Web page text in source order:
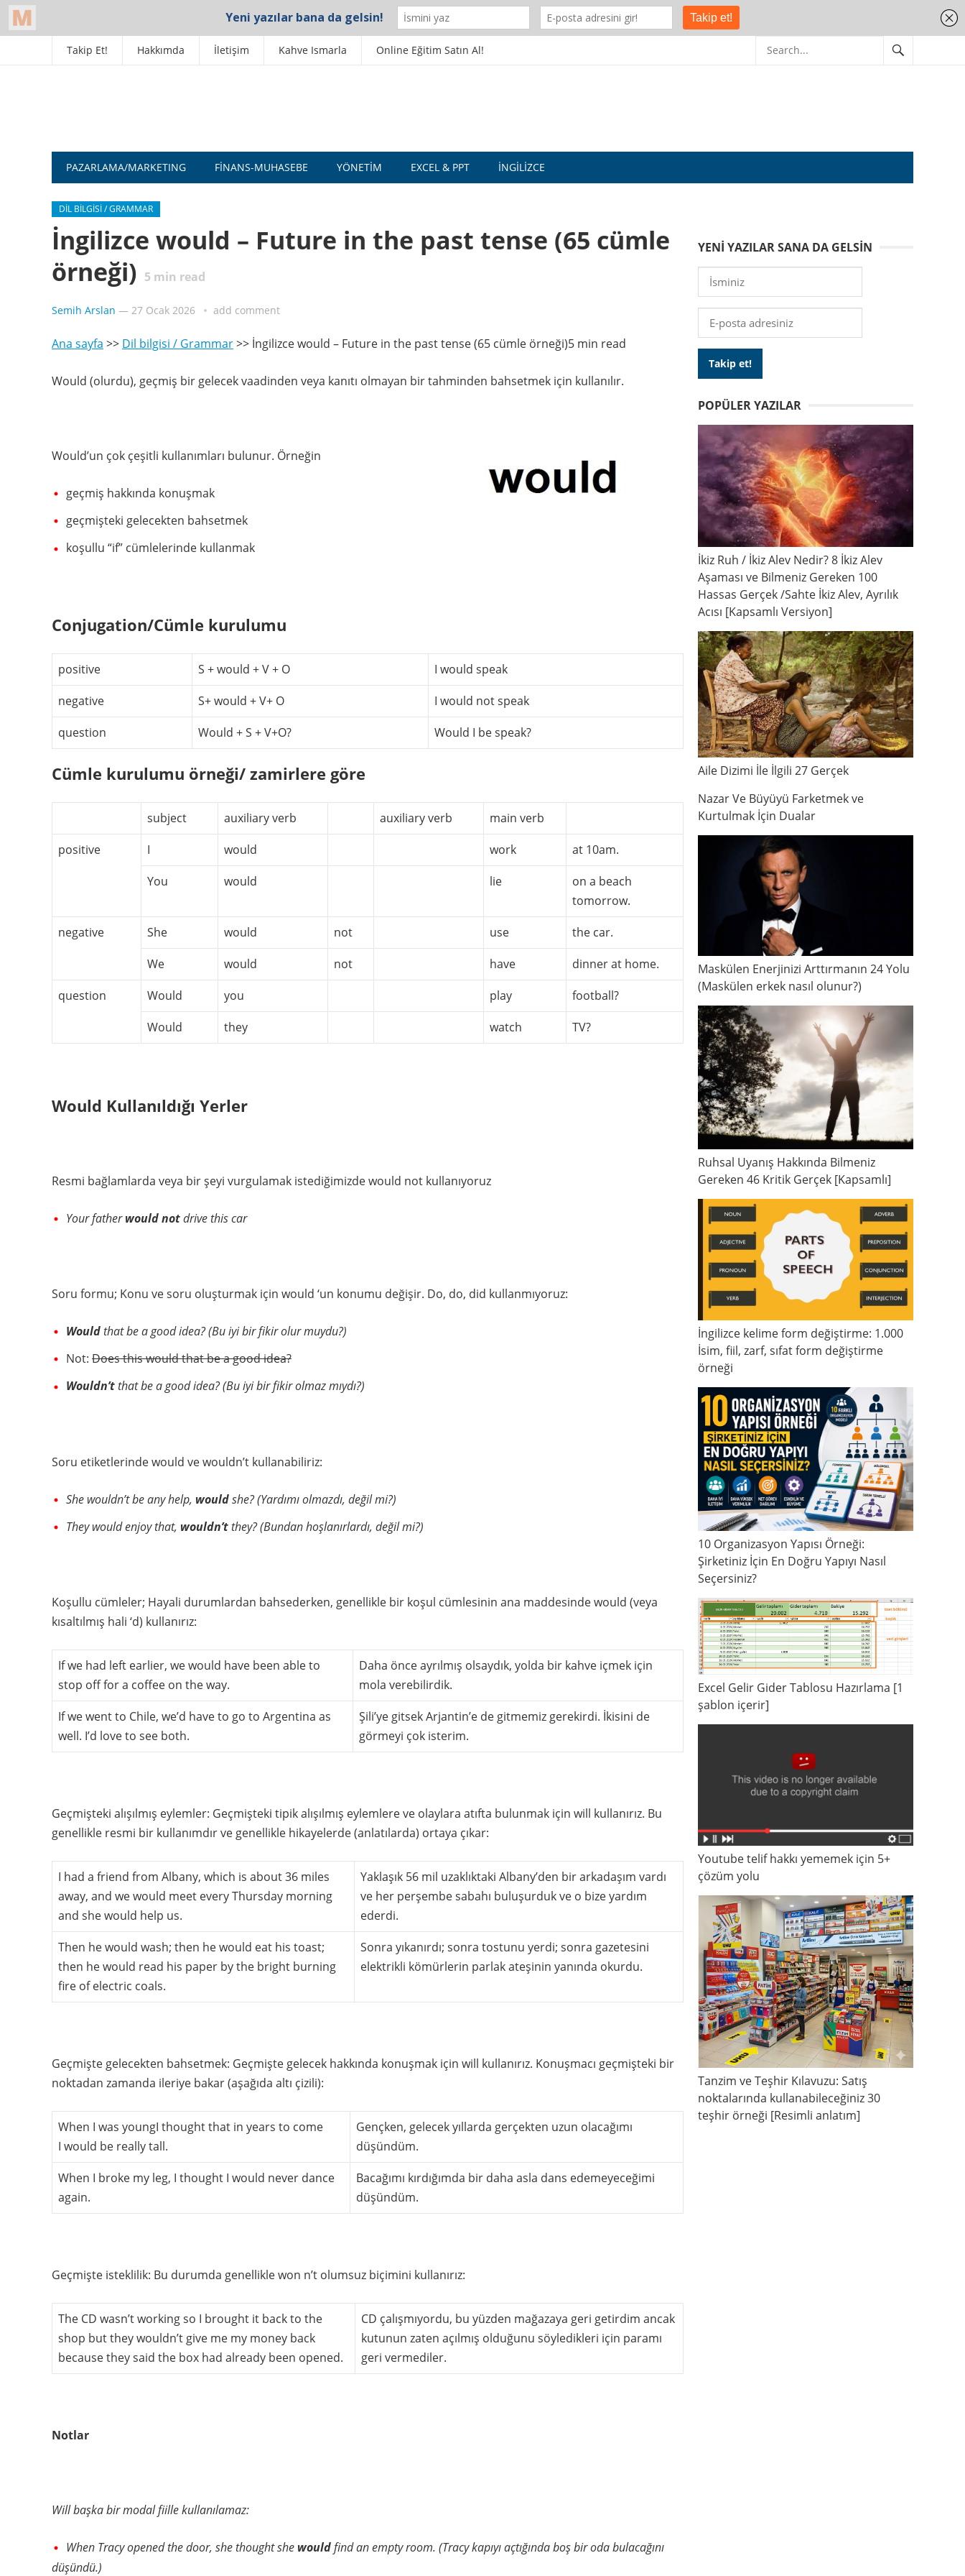
Takip Et! Hakkımda İletişim Kahve Ismarla Online Eğitim Satın Al!
PAZARLAMA/MARKETING FINANS-MUHASEBE YÖNETIM EXCEL & PPT İNGILIZCE
DIL BILGISI / GRAMMAR
İngilizce would – Future in the past tense (65 cümle
örneği) 5 min read
Semih Arslan — 27 Ocak 2026 add comment
Ana sayfa >> Dil bilgisi / Grammar>> İngilizce would – Future in the past tense (65 cümle örneği)5 min read
Would (olurdu), geçmiş bir gelecek vaadinden veya kanıtı olmayan bir tahminden bahsetmek için kullanılır.
Would’un çok çeşitli kullanımları bulunur. Örneğin
geçmiş hakkında konuşmak
geçmişteki gelecekten bahsetmek
koşullu “if” cümlelerinde kullanmak
Conjugation/Cümle kurulumu
positive S + would + V + O
I would speak
negative
S+ would + V+ O
I would not speak
question
Would + S + V+O? Would I be speak?
Cümle kurulumu örneği/ zamirlere göre
subject auxiliary verb auxiliary verb
main verb
positive
I would work
at 10am.
You
would lie
on a beach
tomorrow.
negative
She would not use
the car.
We
would not have
dinner at home.
question
Would you play
football?
Would
they watch TV?
Would Kullanıldığı Yerler
Resmi bağlamlarda veya bir şeyi vurgulamak istediğimizde would not kullanıyoruz
Your fatherwouldnotdrive this car
Soru formu; Konu ve soru oluşturmak için would ‘un konumu değişir. Do, do, did kullanmıyoruz:
Wouldthat be a good idea? (Bu iyi bir fikir olur muydu?)
Not: Does this would that be a good idea?
Wouldn’tthat be a good idea? (Bu iyi bir fikir olmaz mıydı?)
Soru etiketlerinde would ve wouldn’t kullanabiliriz:
She wouldn’t be any help, wouldshe? (Yardımı olmazdı, değil mi?)
They would enjoy that, wouldn’tthey? (Bundan hoşlanırlardı, değil mi?)
Koşullu cümleler; Hayali durumlardan bahsederken, genellikle bir koşul cümlesinin ana maddesinde would (veya
kısaltılmış hali ‘d) kullanırız:
If we had left earlier, we would have been able to
stop off for a coffee on the way.
Daha önce ayrılmış olsaydık, yolda bir kahve içmek için
mola verebilirdik.
If we went to Chile, we’d have to go to Argentina as
well. I’d love to see both.
Şili’ye gitsek Arjantin’e de gitmemiz gerekirdi. İkisini de
görmeyi çok isterim.
Geçmişteki alışılmış eylemler: Geçmişteki tipik alışılmış eylemlere ve olaylara atıfta bulunmak için will kullanırız. Bu
genellikle resmi bir kullanımdır ve genellikle hikayelerde (anlatılarda) ortaya çıkar:
I had a friend from Albany, which is about 36 miles
away, and we would meet every Thursday morning
and she would help us.
Yaklaşık 56 mil uzaklıktaki Albany’den bir arkadaşım vardı
ve her perşembe sabahı buluşurduk ve o bize yardım
ederdi.
Then he would wash; then he would eat his toast;
then he would read his paper by the bright burning
fire of electric coals.
Sonra yıkanırdı; sonra tostunu yerdi; sonra gazetesini
elektrikli kömürlerin parlak ateşinin yanında okurdu.
Geçmişte gelecekten bahsetmek: Geçmişte gelecek hakkında konuşmak için will kullanırız. Konuşmacı geçmişteki bir
noktadan zamanda ileriye bakar (aşağıda altı çizili):
When I was youngI thought that in years to come
I would be really tall.
Gençken, gelecek yıllarda gerçekten uzun olacağımı
düşündüm.
When I broke my leg, I thought I would never dance
again.
Bacağımı kırdığımda bir daha asla dans edemeyeceğimi
düşündüm.
Geçmişte isteklilik: Bu durumda genellikle won n’t olumsuz biçimini kullanırız:
The CD wasn’t working so I brought it back to the
shop but they wouldn’t give me my money back
because they said the box had already been opened.
CD çalışmıyordu, bu yüzden mağazaya geri getirdim ancak
kutunun zaten açılmış olduğunu söyledikleri için paramı
geri vermediler.
Notlar
Will başka bir modal fiille kullanılamaz:
When Tracy opened the door, she thought she wouldfind an empty room. (Tracy kapıyı açtığında boş bir oda bulacağını
düşündü.)
YENI YAZILAR SANA DA GELSIN
POPÜLER YAZILAR
İkiz Ruh / İkiz Alev Nedir? 8 İkiz Alev
Aşaması ve Bilmeniz Gereken 100
Hassas Gerçek /Sahte İkiz Alev, Ayrılık
Acısı [Kapsamlı Versiyon]
Aile Dizimi İle İlgili 27 Gerçek
Nazar Ve Büyüyü Farketmek ve
Kurtulmak İçin Dualar
Maskülen Enerjinizi Arttırmanın 24 Yolu
(Maskülen erkek nasıl olunur?)
Ruhsal Uyanış Hakkında Bilmeniz
Gereken 46 Kritik Gerçek [Kapsamlı]
İngilizce kelime form değiştirme: 1.000
İsim, fiil, zarf, sıfat form değiştirme
örneği
10 Organizasyon Yapısı Örneği:
Şirketiniz İçin En Doğru Yapıyı Nasıl
Seçersiniz?
Excel Gelir Gider Tablosu Hazırlama [1
şablon içerir]
Youtube telif hakkı yememek için 5+
çözüm yolu
Tanzim ve Teşhir Kılavuzu: Satış
noktalarında kullanabileceğiniz 30
teşhir örneği [Resimli anlatım]